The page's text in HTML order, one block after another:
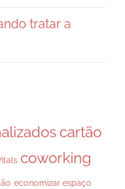
tratar a
cartão
coworking
economizar espaço